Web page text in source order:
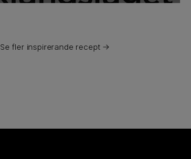
Se fler inspirerande recept →